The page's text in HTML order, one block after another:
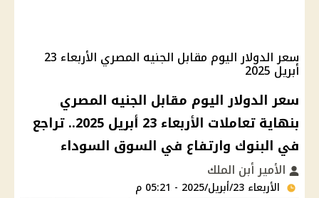
سعر الدولار اليوم مقابل الجنيه المصري الأربعاء 23
أبريل 2025
سعر الدولار اليوم مقابل الجنيه المصري
بنهاية تعاملات الأربعاء 23 أبريل 2025.. تراجع
في البنوك وارتفاع في السوق السوداء
الأمير أبن الملك
الأربعاء 23/أبريل/2025 - 05:21 م